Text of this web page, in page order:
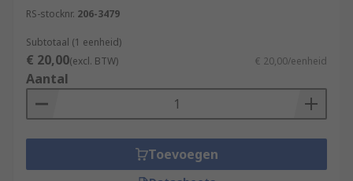
RS-stocknr. 206-3479
Subtotaal (1 eenheid)
€ 20,00(excl. BTW) € 20,00/eenheid
Aantal
Toevoegen